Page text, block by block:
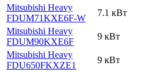
Mitsubishi Heavy
FDUM71KXE6F-W
7.1 кВт
Mitsubishi Heavy
FDUM90KXE6F
9 кВт
Mitsubishi Heavy
FDU650FKXZE1
9 кВт